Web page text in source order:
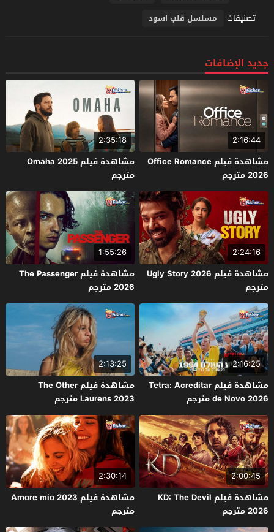
تصنيفات مسلسل قلب اسود
جديد الإضافات
2:16:44
مشاهدة فيلم Office Romance
2026 مترجم
2:35:18
مشاهدة فيلم Omaha 2025
مترجم
2:24:16
مشاهدة فيلم Ugly Story 2026
مترجم
1:55:26
مشاهدة فيلم The Passenger
2026 مترجم
2:16:25
مشاهدة فيلم Tetra: Acreditar
de Novo 2026 مترجم
2:13:25
مشاهدة فيلم The Other
Laurens 2023 مترجم
2:00:45
مشاهدة فيلم KD: The Devil
2026 مترجم
2:30:14
مشاهدة فيلم Amore mio 2023
مترجم